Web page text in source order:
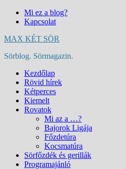
Skip
Mi ez a blog?
Kapcsolat
MAX KÉT SÖR
Sörblog. Sörmagazin.
Kezdőlap
Rövid hírek
Kétperces
Kiemelt
Rovatok
Mi az a …?
Bajorok Ligája
Főzdetúra
Kocsmatúra
Sörfőzdék és gerillák
Programajánló